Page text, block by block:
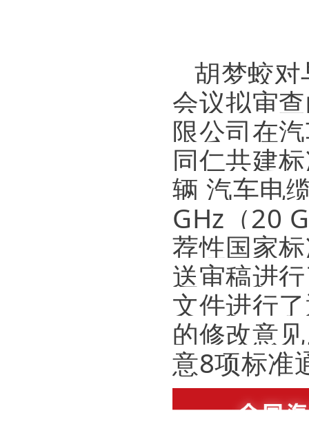
胡梦蛟
会议拟审
限公司在
同仁共建
辆 汽车电
GHz（20
荐性国家
送审稿进
文件进行
的修改意
意8项标准